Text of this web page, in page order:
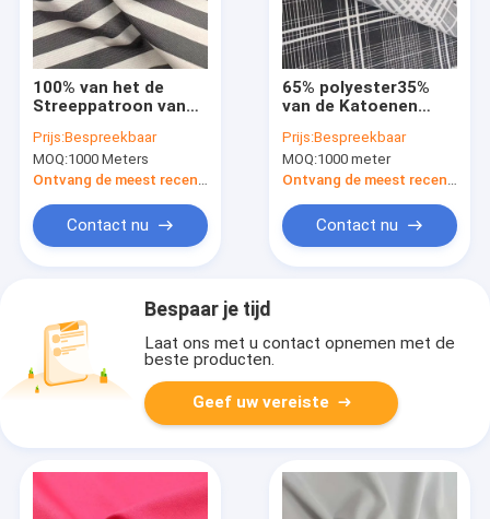
100% van het de
Streeppatroon van
170gsm de Geverfte
Stof Garen voor het
Kostuum van Mensen
Prijs:Bespreekbaar
MOQ:1000 Meters
Ontvang de meest recente Prijs
Contact nu
65% polyester35%
van de Katoenen
Geverfte Plaid voor
Overhemds
Eenvormige Kleren
Prijs:Bespreekbaar
MOQ:1000 meter
Ontvang de meest recente Prijs
Contact nu
Bespaar je tijd
Laat ons met u contact opnemen met de
beste producten.
Geef uw vereiste